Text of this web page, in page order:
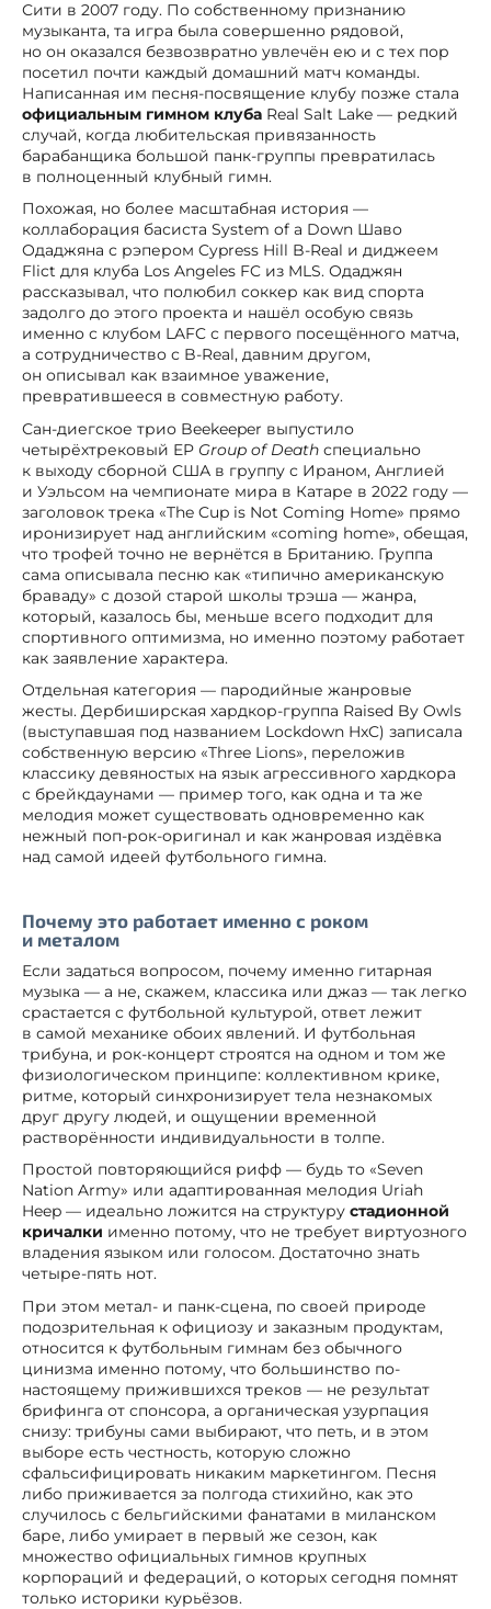
Сити в 2007 году. По собственному признанию
музыканта, та игра была совершенно рядовой,
но он оказался безвозвратно увлечён ею и с тех пор
посетил почти каждый домашний матч команды.
Написанная им песня-посвящение клубу позже стала
официальным гимном клуба Real Salt Lake — редкий
случай, когда любительская привязанность
барабанщика большой панк-группы превратилась
в полноценный клубный гимн.
Похожая, но более масштабная история —
коллаборация басиста System of a Down Шаво
Одаджяна с рэпером Cypress Hill B-Real и диджеем
Flict для клуба Los Angeles FC из MLS. Одаджян
рассказывал, что полюбил соккер как вид спорта
задолго до этого проекта и нашёл особую связь
именно с клубом LAFC с первого посещённого матча,
а сотрудничество с B-Real, давним другом,
он описывал как взаимное уважение,
превратившееся в совместную работу.
Сан-диегское трио Beekeeper выпустило
четырёхтрековый EP Group of Death специально
к выходу сборной США в группу с Ираном, Англией
и Уэльсом на чемпионате мира в Катаре в 2022 году —
заголовок трека «The Cup is Not Coming Home» прямо
иронизирует над английским «coming home», обещая,
что трофей точно не вернётся в Британию. Группа
сама описывала песню как «типично американскую
браваду» с дозой старой школы трэша — жанра,
который, казалось бы, меньше всего подходит для
спортивного оптимизма, но именно поэтому работает
как заявление характера.
Отдельная категория — пародийные жанровые
жесты. Дербиширская хардкор-группа Raised By Owls
(выступавшая под названием Lockdown HxC) записала
собственную версию «Three Lions», переложив
классику девяностых на язык агрессивного хардкора
с брейкдаунами — пример того, как одна и та же
мелодия может существовать одновременно как
нежный поп-рок-оригинал и как жанровая издёвка
над самой идеей футбольного гимна.
Почему это работает именно с роком
и металом
Если задаться вопросом, почему именно гитарная
музыка — а не, скажем, классика или джаз — так легко
срастается с футбольной культурой, ответ лежит
в самой механике обоих явлений. И футбольная
трибуна, и рок-концерт строятся на одном и том же
физиологическом принципе: коллективном крике,
ритме, который синхронизирует тела незнакомых
друг другу людей, и ощущении временной
растворённости индивидуальности в толпе.
Простой повторяющийся рифф — будь то «Seven
Nation Army» или адаптированная мелодия Uriah
Heep — идеально ложится на структуру стадионной
кричалки именно потому, что не требует виртуозного
владения языком или голосом. Достаточно знать
четыре-пять нот.
При этом метал- и панк-сцена, по своей природе
подозрительная к официозу и заказным продуктам,
относится к футбольным гимнам без обычного
цинизма именно потому, что большинство по-
настоящему прижившихся треков — не результат
брифинга от спонсора, а органическая узурпация
снизу: трибуны сами выбирают, что петь, и в этом
выборе есть честность, которую сложно
сфальсифицировать никаким маркетингом. Песня
либо приживается за полгода стихийно, как это
случилось с бельгийскими фанатами в миланском
баре, либо умирает в первый же сезон, как
множество официальных гимнов крупных
корпораций и федераций, о которых сегодня помнят
только историки курьёзов.